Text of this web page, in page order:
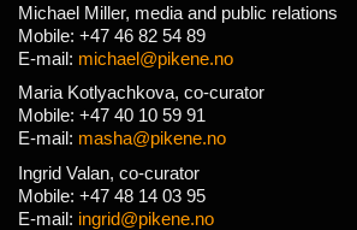
Michael Miller, media and public relations
Mobile: +47 46 82 54 89
E-mail: michael@pikene.no
Maria Kotlyachkova, co-curator
Mobile: +47 40 10 59 91
E-mail: masha@pikene.no
Ingrid Valan, co-curator
Mobile: +47 48 14 03 95
E-mail: ingrid@pikene.no